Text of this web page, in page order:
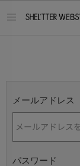
メールアドレス
パスワード